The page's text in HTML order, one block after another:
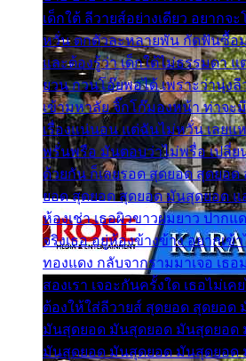
เด็กใต้ ลีวายส์อย่างเดียว อยากจ
หวั่น ตกตัวละหลายพัน กัดฟันซื้อม
และต้องรู้ว่า เด็กใต้ไม่ธรรมดา แ
ยวน กวนโอ๊ยพอได้ เพราะว่านุ่ง
เข้ามหาลัย จิ๊กโก๊มองหน้า ท่าจะ
เรื่องแน่นอน แต่ฉันไม่หวั่น เลยแ
พรั่นพรือ มันตอบว่าไม่พรื่อ เปลี่ย
ด้วยกัน ก็เลยรอด สุดยอด สุดยอ
ยอด สุดยอด สุดยอด มันสุดยอด
ห้องเช่า เธอผิวขาวผมยาว ปากแ
จริงเธอ อยู่ห้องข้างข้าง อยากเข้
ทองแดง กลับจากรามมาเจอ เธ
สองเรา เจอะกันครั้งใด เธอไม่เ
ต้องให้ใส่ลีวายส์ สุดยอด สุดยอ
มันสุดยอด มันสุดยอด มันสุดยอด
มันสุดยอด มันสุดยอด มันสุดยอด